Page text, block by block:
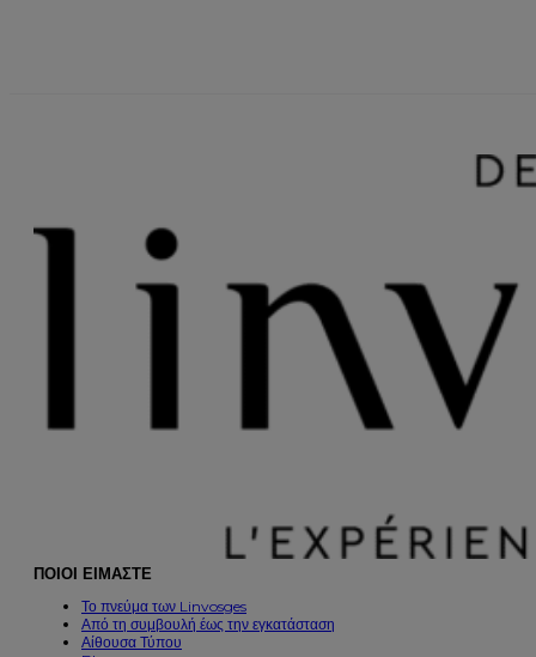
ΠΟΙΟΙ ΕΙΜΑΣΤΕ
Το πνεύμα των Linvosges
Από τη συμβουλή έως την εγκατάσταση
Αίθουσα Τύπου